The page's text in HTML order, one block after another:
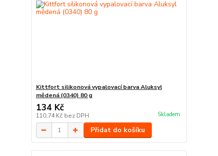
Kittfort silikonová vypalovací barva Aluksyl
mědená (0340) 80 g
134 Kč
110,74 Kč bez DPH Skladem
Přidat do košíku